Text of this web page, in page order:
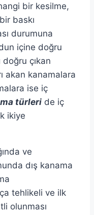
bir kesilme,
baskı
durumuna
içine doğru
doğru çıkan
akan kanamalara
ise iç
türleri de iç
ikiye
ve
dış kanama
tehlikeli ve ilk
olunması